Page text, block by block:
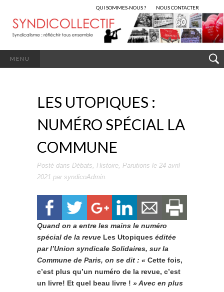
QUI SOMMES-NOUS ? NOUS CONTACTER
MENU
LES UTOPIQUES :
NUMÉRO SPÉCIAL LA
COMMUNE
Posté dans Débats, Histoire, Parutions le 24 avril
2021 par syndicoAdmin.
Quand on a entre les mains le numéro
spécial de la revue Les Utopiques éditée
par l’Union syndicale Solidaires, sur la
Commune de Paris, on se dit : « Cette fois,
c’est plus qu’un numéro de la revue, c’est
un livre! Et quel beau livre ! » Avec en plus